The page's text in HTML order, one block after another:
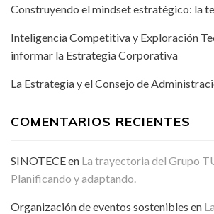
Construyendo el mindset estratégico: la
Inteligencia Competitiva y Exploración
informar la Estrategia Corporativa
La Estrategia y el Consejo de
COMENTARIOS RECIENTES
SINOTECEen La trayectoria del Grupo
Planificando y adaptando.
Organización de eventos sostenibles en